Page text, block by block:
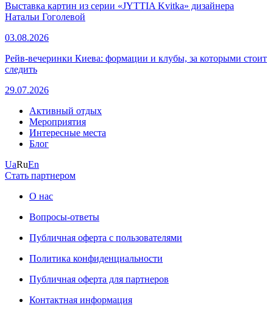
Выставка картин из серии «JYTTIA Kvitka» дизайнера
Натальи Гоголевой
03.08.2026
Рейв-вечеринки Киева: формации и клубы, за которыми стоит
следить
29.07.2026
Активный отдых
Мероприятия
Интересные места
Блог
UaRuEn
Стать партнером
О нас
Вопросы-ответы
Публичная оферта с пользователями
Политика конфиденциальности
Публичная оферта для партнеров
Контактная информация